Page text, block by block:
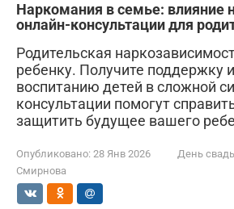
Наркомания в семье: влияние
онлайн-консультации для
Родительская
ребенку. Получите поддержку
воспитанию детей в сложной
консультации помогут
защитить будущее вашего
Опубликовано: 28 Янв 2026 День
Смирнова